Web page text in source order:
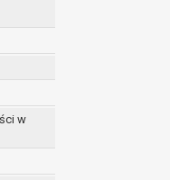
w
danych osobowych
w dowolnym momencie.
wniesienia skargi do
skargi jest Prezes
przetwarzane są